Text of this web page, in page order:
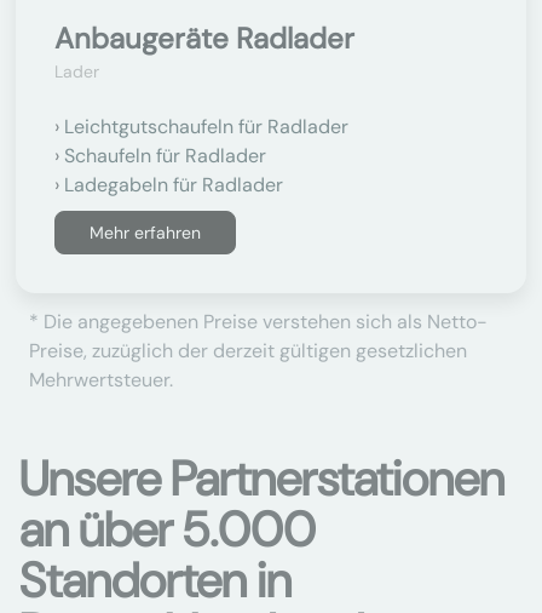
Anbaugeräte Radlader
Lader
Leichtgutschaufeln für Radlader
Schaufeln für Radlader
Ladegabeln für Radlader
Mehr erfahren
* Die angegebenen Preise verstehen sich als Netto-
Preise, zuzüglich der derzeit gültigen gesetzlichen
Mehrwertsteuer.
Unsere Partnerstationen
an über 5.000
Standorten in